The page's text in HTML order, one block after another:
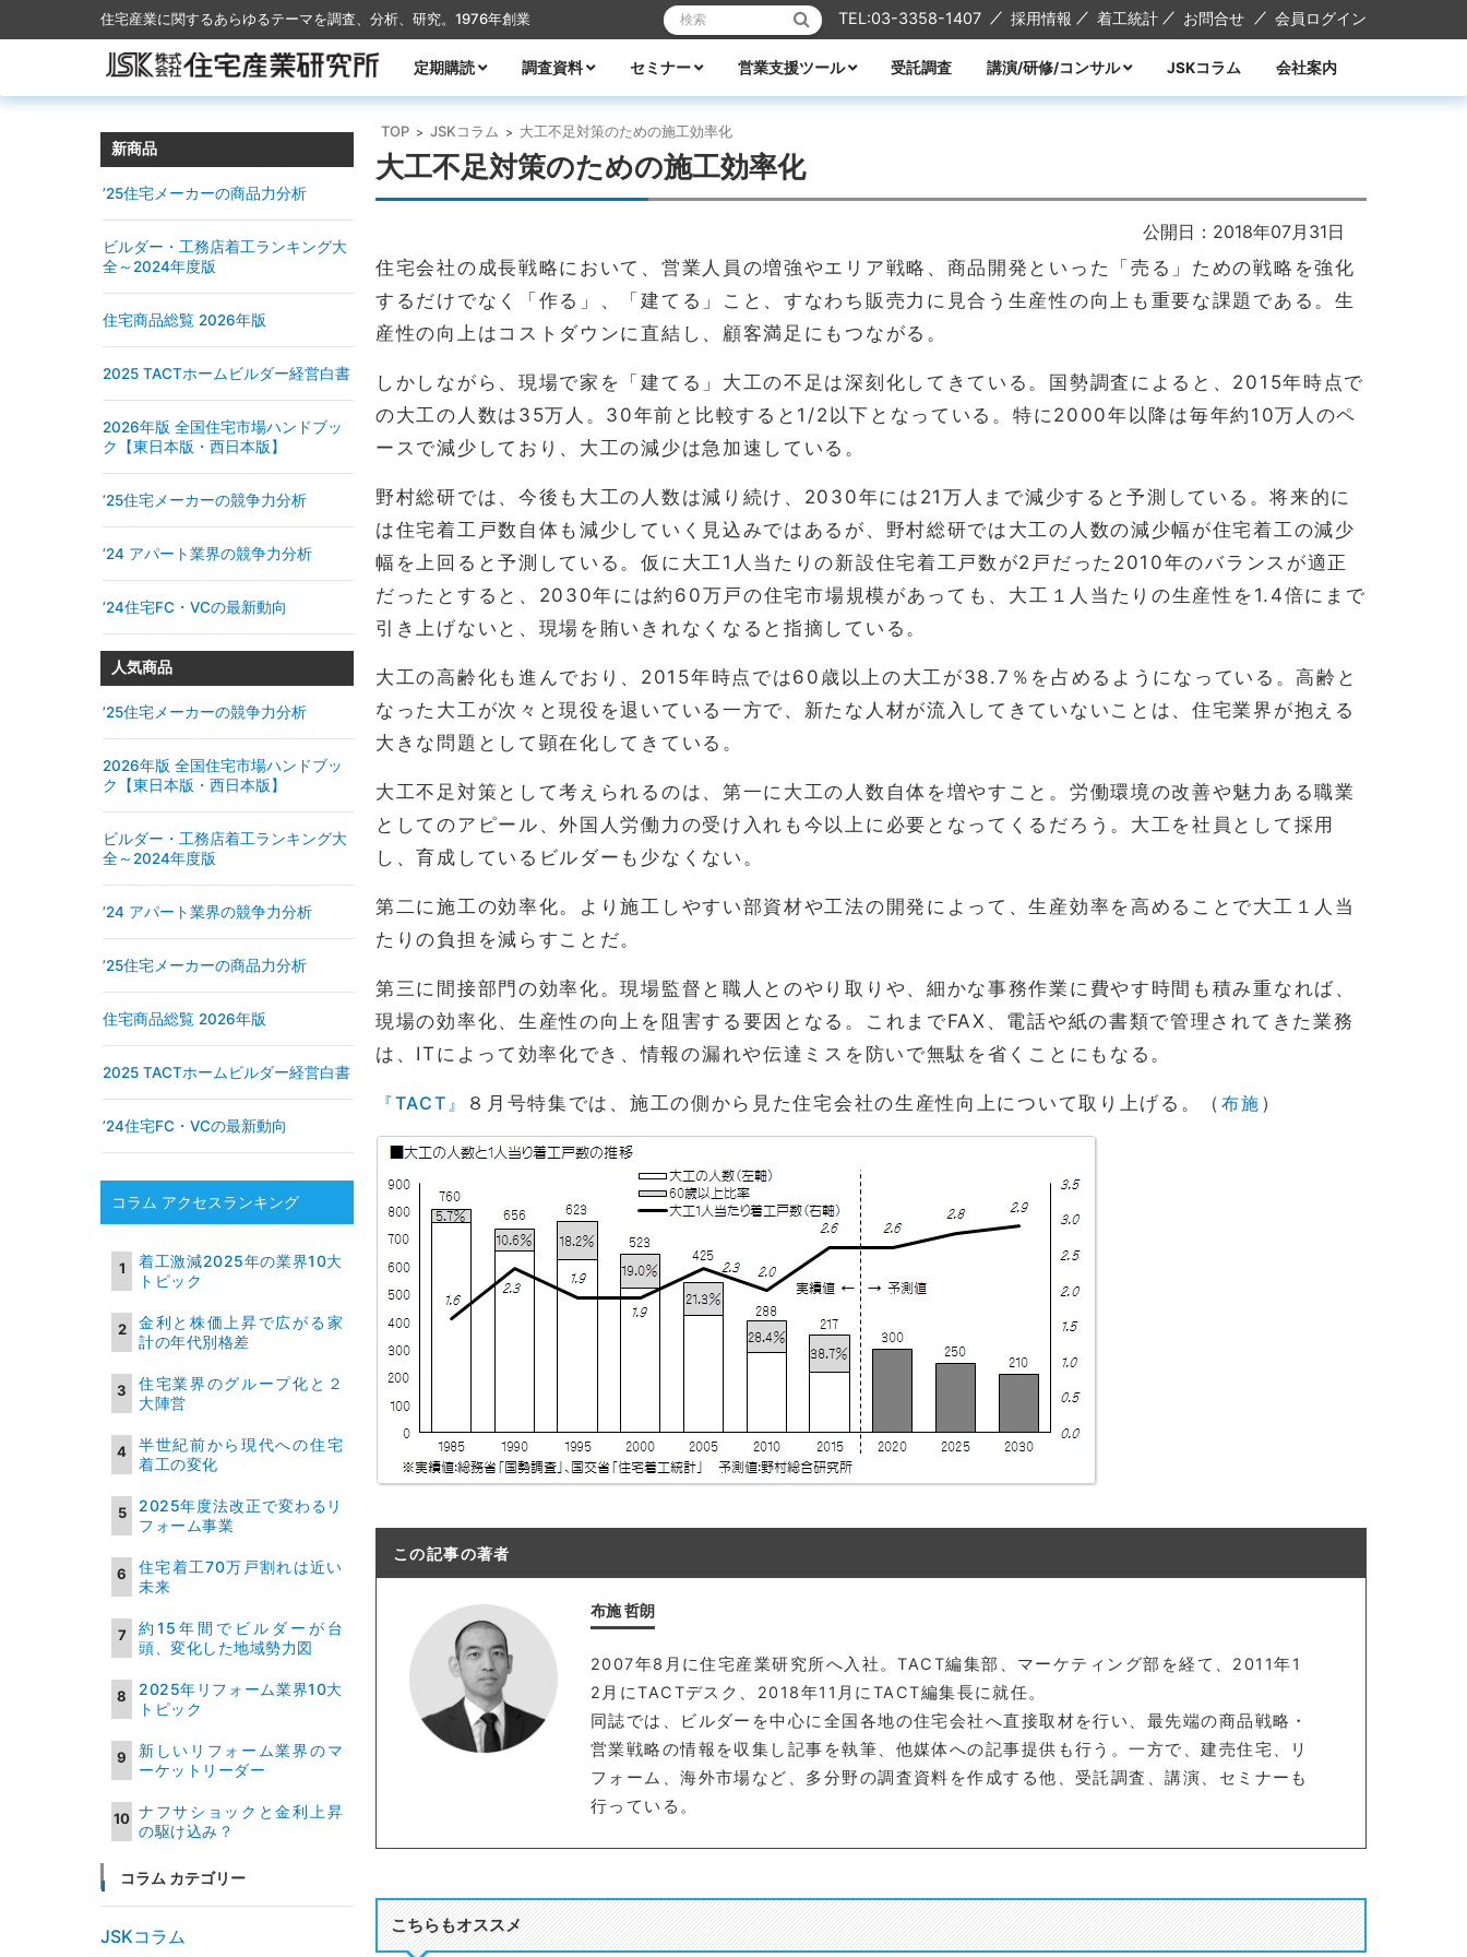
住宅産業に関するあらゆるテーマを調査、分析、研究。1976年創業 検索: TEL:03-3358-1407 採用情報 着工統計 お問合せ 会員ログイン
コンテンツに移動
定期購読
調査資料 セミナー 営業支援ツール 受託調査 講演/研修/コンサル JSKコラム 会社案内
TOP > JSKコラム > 大工不足対策のための施工効率化
大工不足対策のための施工効率化
公開日：2018年07月31日
住宅会社の成長戦略において、営業人員の増強やエリア戦略、商品開発といった「売る」ための戦略を強化
するだけでなく「作る」、「建てる」こと、すなわち販売力に見合う生産性の向上も重要な課題である。生
産性の向上はコストダウンに直結し、顧客満足にもつながる。
しかしながら、現場で家を「建てる」大工の不足は深刻化してきている。国勢調査によると、2015年時点で
の大工の人数は35万人。30年前と比較すると1/2以下となっている。特に2000年以降は毎年約10万人のペ
ースで減少しており、大工の減少は急加速している。
野村総研では、今後も大工の人数は減り続け、2030年には21万人まで減少すると予測している。将来的に
は住宅着工戸数自体も減少していく見込みではあるが、野村総研では大工の人数の減少幅が住宅着工の減少
幅を上回ると予測している。仮に大工1人当たりの新設住宅着工戸数が2戸だった2010年のバランスが適正
だったとすると、2030年には約60万戸の住宅市場規模があっても、大工１人当たりの生産性を1.4倍にまで
引き上げないと、現場を賄いきれなくなると指摘している。
大工の高齢化も進んでおり、2015年時点では60歳以上の大工が38.7％を占めるようになっている。高齢と
なった大工が次々と現役を退いている一方で、新たな人材が流入してきていないことは、住宅業界が抱える
大きな問題として顕在化してきている。
大工不足対策として考えられるのは、第一に大工の人数自体を増やすこと。労働環境の改善や魅力ある職業
としてのアピール、外国人労働力の受け入れも今以上に必要となってくるだろう。大工を社員として採用
し、育成しているビルダーも少なくない。
第二に施工の効率化。より施工しやすい部資材や工法の開発によって、生産効率を高めることで大工１人当
たりの負担を減らすことだ。
第三に間接部門の効率化。現場監督と職人とのやり取りや、細かな事務作業に費やす時間も積み重なれば、
現場の効率化、生産性の向上を阻害する要因となる。これまでFAX、電話や紙の書類で管理されてきた業務
は、ITによって効率化でき、情報の漏れや伝達ミスを防いで無駄を省くことにもなる。
『TACT』 ８月号特集では、施工の側から見た住宅会社の生産性向上について取り上げる。（布施 ）
この記事の著者
布施 哲朗
2007年8月に住宅産業研究所へ入社。TACT編集部、マーケティング部を経て、2011年1
2月にTACTデスク、2018年11月にTACT編集長に就任。
同誌では、ビルダーを中心に全国各地の住宅会社へ直接取材を行い、最先端の商品戦略・
営業戦略の情報を収集し記事を執筆、他媒体への記事提供も行う。一方で、建売住宅、リ
フォーム、海外市場など、多分野の調査資料を作成する他、受託調査、講演、セミナーも
行っている。
こちらもオススメ
新商品
’25住宅メーカーの商品力分析
ビルダー・工務店着工ランキング大
全～2024年度版
住宅商品総覧 2026年版
2025 TACTホームビルダー経営白書
2026年版 全国住宅市場ハンドブッ
ク【東日本版・西日本版】
’25住宅メーカーの競争力分析
’24 アパート業界の競争力分析
’24住宅FC・VCの最新動向
人気商品
’25住宅メーカーの競争力分析
2026年版 全国住宅市場ハンドブッ
ク【東日本版・西日本版】
ビルダー・工務店着工ランキング大
全～2024年度版
’24 アパート業界の競争力分析
’25住宅メーカーの商品力分析
住宅商品総覧 2026年版
2025 TACTホームビルダー経営白書
’24住宅FC・VCの最新動向
コラム アクセスランキング
着工激減2025年の業界10大
トピック
金利と株価上昇で広がる家
計の年代別格差
住宅業界のグループ化と２
大陣営
半世紀前から現代への住宅
着工の変化
2025年度法改正で変わるリ
フォーム事業
住宅着工70万戸割れは近い
未来
約15年間でビルダーが台
頭、変化した地域勢力図
2025年リフォーム業界10大
トピック
新しいリフォーム業界のマ
ーケットリーダー
ナフサショックと金利上昇
の駆け込み？
コラム カテゴリー
JSKコラム